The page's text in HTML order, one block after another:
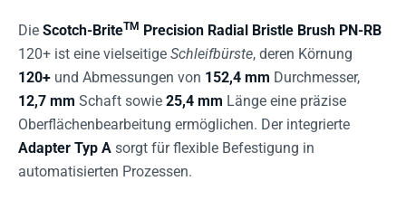
Die Scotch-BriteTM Precision Radial Bristle Brush PN-RB
120+ ist eine vielseitige Schleifbürste, deren Körnung
120+ und Abmessungen von 152,4 mm Durchmesser,
12,7 mm Schaft sowie 25,4 mm Länge eine präzise
Oberflächenbearbeitung ermöglichen. Der integrierte
Adapter Typ A sorgt für flexible Befestigung in
automatisierten Prozessen.